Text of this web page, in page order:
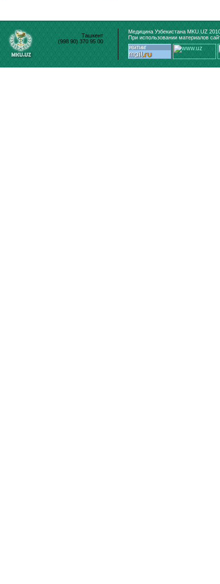
Ташкент
(998 90) 370 95 00
Медицина Узбекистана MKU.UZ
При использовании материалов